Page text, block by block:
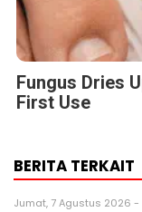
Fungus Dries
First Use
BERITA TERKAIT
Jumat, 7 Agustus 2026 -